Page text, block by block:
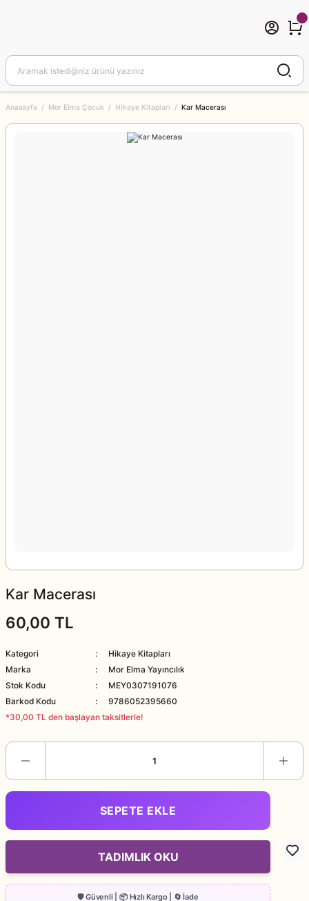
Anasayfa Mor Elma Çocuk Hikaye Kitapları Kar Macerası
Kar Macerası
60,00 TL
Kategori
Hikaye Kitapları
Marka
Mor Elma Yayıncılık
Stok Kodu
MEY0307191076
Barkod Kodu
9786052395660
*30,00 TL den başlayan taksitlerle!
SEPETE EKLE
TADIMLIK OKU